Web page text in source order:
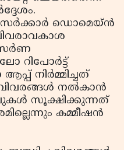
സര്‍ക്കാര്‍ ഡൊമെയ്ന്‍
റിപോര്‍ട്ട്
നിര്‍മ്മിച്ചത്
നല്‍കാന്‍
സൂക്ഷിക്കുന്നത്
കമ്മീഷന്‍